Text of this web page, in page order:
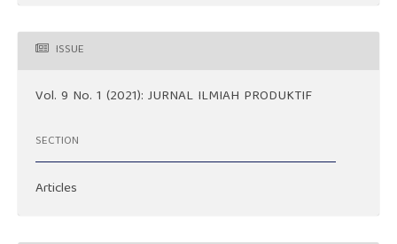
ISSUE
Vol. 9 No. 1 (2021): JURNAL ILMIAH PRODUKTIF
SECTION
Articles